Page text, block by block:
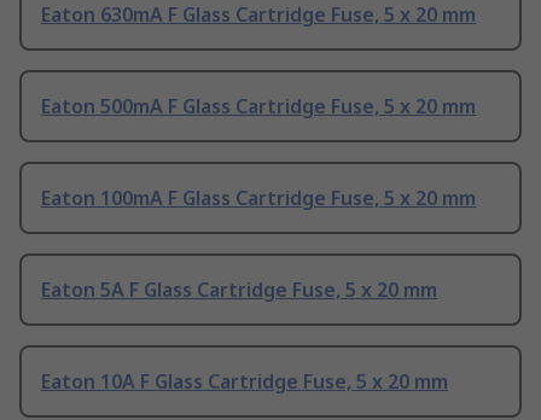
Eaton 630mA F Glass Cartridge Fuse, 5 x 20 mm
Eaton 500mA F Glass Cartridge Fuse, 5 x 20 mm
Eaton 100mA F Glass Cartridge Fuse, 5 x 20 mm
Eaton 5A F Glass Cartridge Fuse, 5 x 20 mm
Eaton 10A F Glass Cartridge Fuse, 5 x 20 mm